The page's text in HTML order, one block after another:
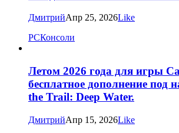
ДмитрийАпр 25, 2026Like
PCКонсоли
Летом 2026 года для игры
бесплатное дополнение под
the Trail: Deep Water.
ДмитрийАпр 15, 2026Like